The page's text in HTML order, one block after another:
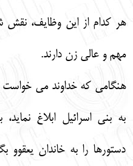
هر كدام از اين وظايف،
مهم و عالي زن دارند.
هنگامي كه خداوند مي خواست
به بني اسرائيل ابلاغ
دستورها را به خاندان يعقوو